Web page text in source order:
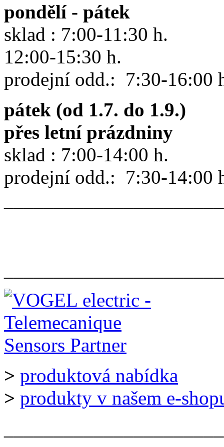
pondělí - pátek
sklad : 7:00-11:30 h.
12:00-15:30 h.
prodejní odd.: 7:30-16:00
pátek (od 1.7. do 1.9.)
přes letní prázdniny
sklad : 7:00-14:00 h.
prodejní odd.: 7:30-14:00
> produktová nabídka
> produkty v našem e-